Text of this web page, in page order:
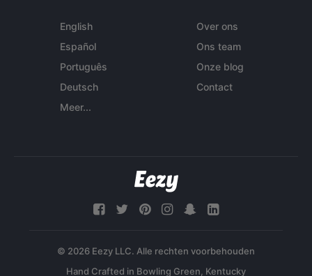
English
Español
Português
Deutsch
Meer...
Over ons
Ons team
Onze blog
Contact
© 2026 Eezy LLC. Alle rechten voorbehouden